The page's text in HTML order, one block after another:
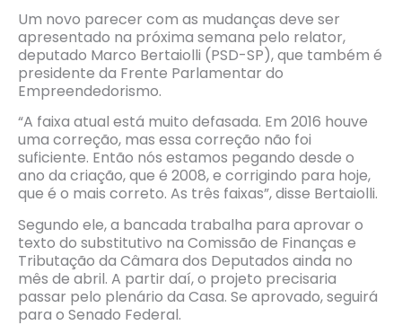
Um novo parecer com as mudanças deve ser
apresentado na próxima semana pelo relator,
deputado Marco Bertaiolli (PSD-SP), que também é
presidente da Frente Parlamentar do
Empreendedorismo.
“A faixa atual está muito defasada. Em 2016 houve
uma correção, mas essa correção não foi
suficiente. Então nós estamos pegando desde o
ano da criação, que é 2008, e corrigindo para hoje,
que é o mais correto. As três faixas”, disse Bertaiolli.
Segundo ele, a bancada trabalha para aprovar o
texto do substitutivo na Comissão de Finanças e
Tributação da Câmara dos Deputados ainda no
mês de abril. A partir daí, o projeto precisaria
passar pelo plenário da Casa. Se aprovado, seguirá
para o Senado Federal.